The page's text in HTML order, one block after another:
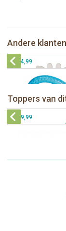
Andere
€ 17,99
Sophie de giraf
€ 14,99
Toppers van
Sophie de giraf Rollin'
€ 26,99
Sophie de giraf
€ 39,99